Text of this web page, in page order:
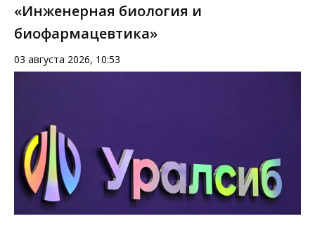
«Инженерная биология и
биофармацевтика»
03 августа 2026, 10:53